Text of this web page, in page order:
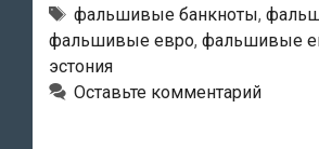
Таллине
дважды
фальшивые
Тэги
фальшивые банкноты,
фальшивые евро, фальшивые
эстония
Оставьте комментарий